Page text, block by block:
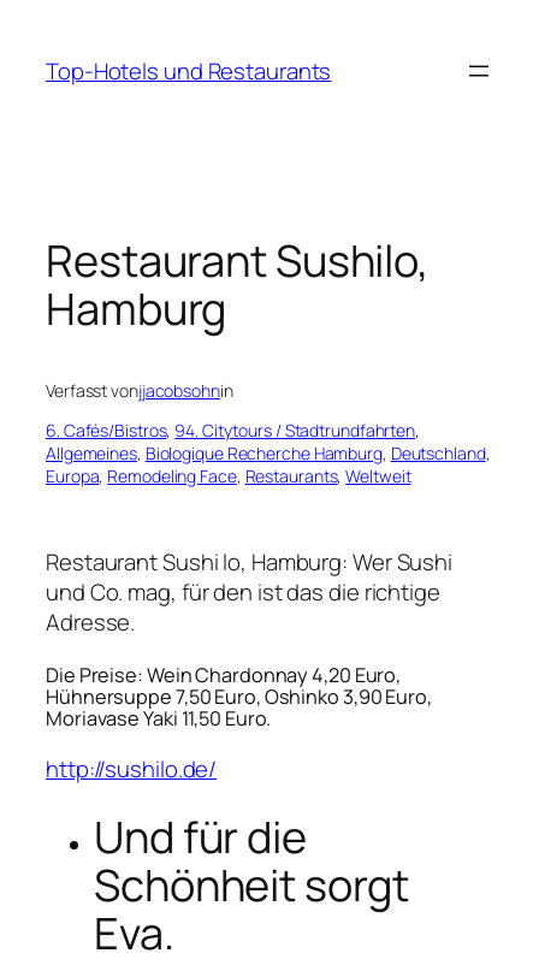
springen
Top-Hotels und Restaurants
Restaurant Sushilo,
Hamburg
Verfasst vonjjacobsohnin
6. Cafés/Bistros, 94. Citytours / Stadtrundfahrten
Allgemeines, Biologique Recherche Hamburg, Deutschland
Europa, Remodeling Face, Restaurants, Weltweit
Restaurant Sushi lo, Hamburg: Wer Sushi
und Co. mag, für den ist das die richtige
Adresse.
Die Preise: Wein Chardonnay 4,20 Euro,
Hühnersuppe 7,50 Euro, Oshinko 3,90 Euro,
Moriavase Yaki 11,50 Euro.
http://sushilo.de/
Und für die
Schönheit sorgt
Eva.